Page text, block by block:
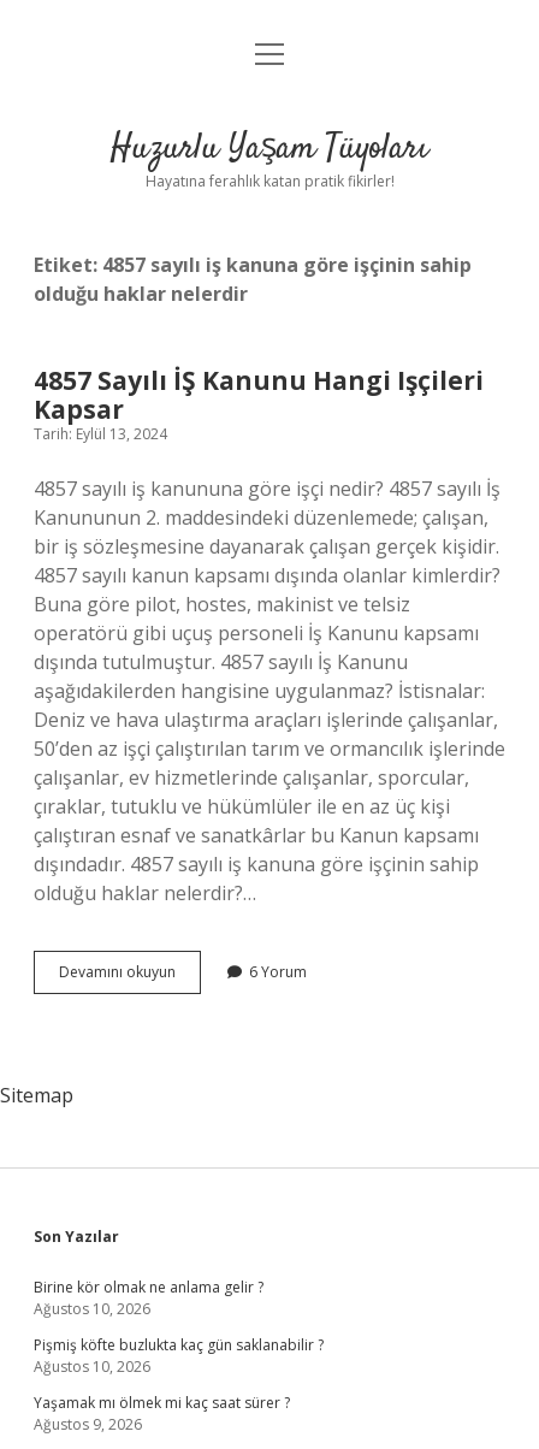
Anasayfa
Yasal Uyarı
menüyü
Huzurlu Yaşam Tüyoları
Hayatına ferahlık katan pratik fikirler!
Etiket: 4857 sayılı iş kanuna göre işçinin sahip
olduğu haklar nelerdir
4857 Sayılı İŞ Kanunu Hangi Işçileri
Kapsar
Tarih: Eylül 13, 2024
4857 sayılı iş kanununa göre işçi nedir? 4857 sayılı İş
Kanununun 2. maddesindeki düzenlemede; çalışan,
bir iş sözleşmesine dayanarak çalışan gerçek kişidir.
4857 sayılı kanun kapsamı dışında olanlar kimlerdir?
Buna göre pilot, hostes, makinist ve telsiz
operatörü gibi uçuş personeli İş Kanunu kapsamı
dışında tutulmuştur. 4857 sayılı İş Kanunu
aşağıdakilerden hangisine uygulanmaz? İstisnalar:
Deniz ve hava ulaştırma araçları işlerinde çalışanlar,
50’den az işçi çalıştırılan tarım ve ormancılık işlerinde
çalışanlar, ev hizmetlerinde çalışanlar, sporcular,
çıraklar, tutuklu ve hükümlüler ile en az üç kişi
çalıştıran esnaf ve sanatkârlar bu Kanun kapsamı
dışındadır. 4857 sayılı iş kanuna göre işçinin sahip
olduğu haklar nelerdir?…
Devamını okuyun
Sayılı
6 Yorum
Sitemap
Sidebar
Son Yazılar
Birine kör olmak ne anlama gelir ?
Ağustos 10, 2026
Pişmiş köfte buzlukta kaç gün saklanabilir ?
Ağustos 10, 2026
Yaşamak mı ölmek mi kaç saat sürer ?
Ağustos 9, 2026